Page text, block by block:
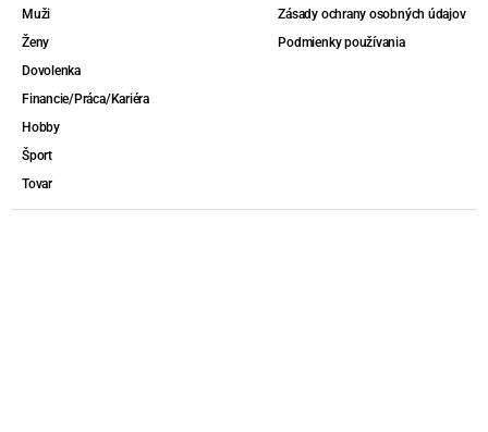
Muži
Ženy
Dovolenka
Financie/Práca/Kariéra
Hobby
Šport
Tovar
Zásady ochrany osobných údajov
Podmienky používania